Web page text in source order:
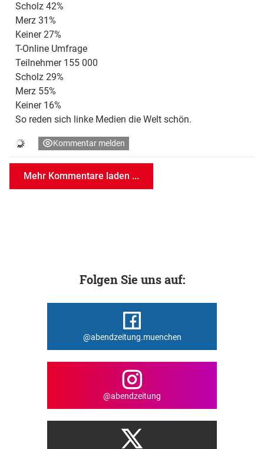
Scholz 42%
Merz 31%
Keiner 27%
T-Online Umfrage
Teilnehmer 155 000
Scholz 29%
Merz 55%
Keiner 16%
So reden sich linke Medien die Welt schön.
Kommentar melden
Mehr Kommentare laden ...
Folgen Sie uns auf:
@abendzeitung.muenchen
@abendzeitung